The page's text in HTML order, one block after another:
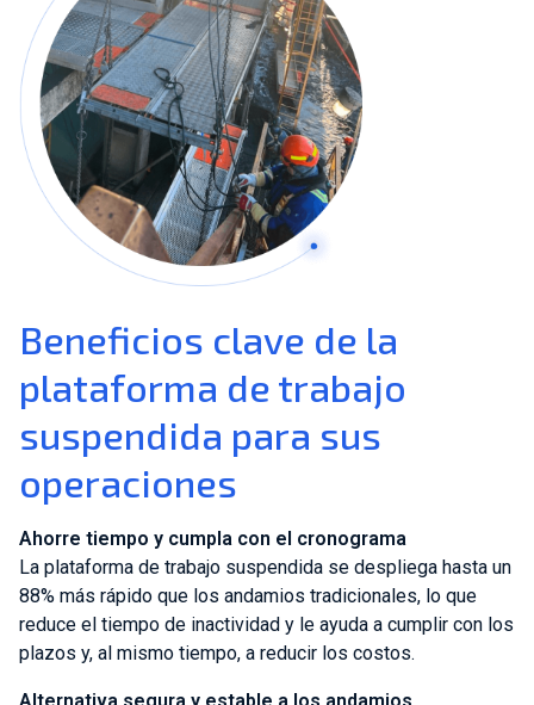
Beneficios clave de la
plataforma de trabajo
suspendida para sus
operaciones
Ahorre tiempo y cumpla con el cronograma
La plataforma de trabajo suspendida se despliega hasta un
88% más rápido que los andamios tradicionales, lo que
reduce el tiempo de inactividad y le ayuda a cumplir con los
plazos y, al mismo tiempo, a reducir los costos.